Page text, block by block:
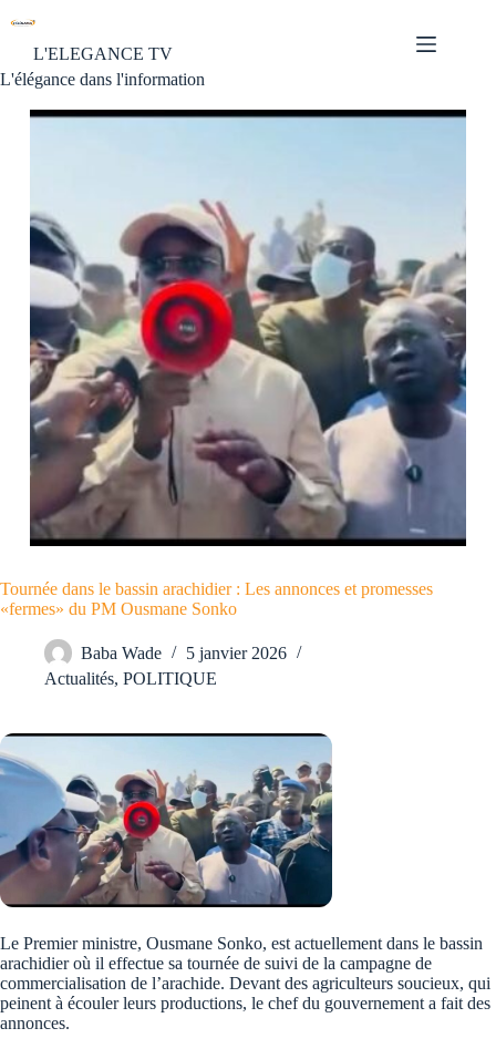
L'ELEGANCE TV
L'élégance dans l'information
Tournée dans le bassin arachidier : Les annonces et promesses
«fermes» du PM Ousmane Sonko
Baba Wade
5 janvier 2026
Actualités, POLITIQUE
Le Premier ministre, Ousmane Sonko, est actuellement dans le bassin
arachidier où il effectue sa tournée de suivi de la campagne de
commercialisation de l’arachide. Devant des agriculteurs soucieux, qui
peinent à écouler leurs productions, le chef du gouvernement a fait des
annonces.